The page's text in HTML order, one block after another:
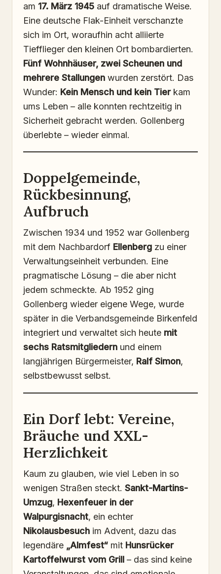
am 17. März 1945 auf dramatische Weise.
Eine deutsche Flak-Einheit verschanzte
sich im Ort, woraufhin acht alliierte
Tiefflieger den kleinen Ort bombardierten.
Fünf Wohnhäuser, zwei Scheunen und
mehrere Stallungen wurden zerstört. Das
Wunder: Kein Mensch und kein Tierkam
ums Leben – alle konnten rechtzeitig in
Sicherheit gebracht werden. Gollenberg
überlebte – wieder einmal.
Doppelgemeinde,
Rückbesinnung,
Aufbruch
Zwischen 1934 und 1952 war Gollenberg
mit dem Nachbardorf Ellenberg zu einer
Verwaltungseinheit verbunden. Eine
pragmatische Lösung – die aber nicht
jedem schmeckte. Ab 1952 ging
Gollenberg wieder eigene Wege, wurde
später in die Verbandsgemeinde Birkenfeld
integriert und verwaltet sich heute mit
sechs Ratsmitgliedern und einem
langjährigen Bürgermeister, Ralf Simon,
selbstbewusst selbst.
Ein Dorf lebt: Vereine,
Bräuche und XXL-
Herzlichkeit
Kaum zu glauben, wie viel Leben in so
wenigen Straßen steckt. Sankt-Martins-
Umzug, Hexenfeuer in der
Walpurgisnacht, ein echter
Nikolausbesuch im Advent, dazu das
legendäre „Almfest“ mit Hunsrücker
Kartoffelwurst vom Grill – das sind keine